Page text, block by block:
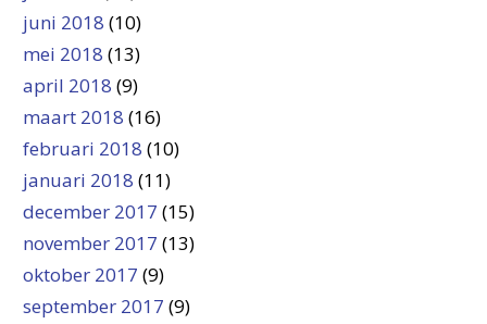
juni 2018 (10)
mei 2018 (13)
april 2018 (9)
maart 2018 (16)
februari 2018 (10)
januari 2018 (11)
december 2017 (15)
november 2017 (13)
oktober 2017 (9)
september 2017 (9)